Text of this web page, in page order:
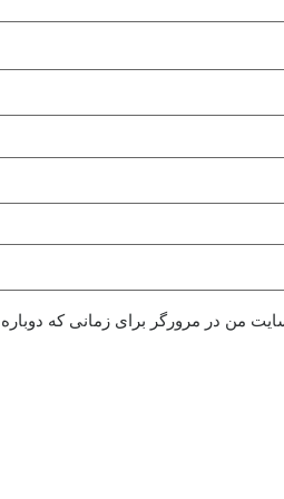
من در مرورگر برای زمانی که